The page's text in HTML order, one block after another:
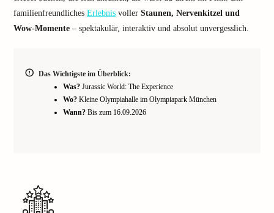
familienfreundliches Erlebnis voller Staunen, Nervenkitzel und
Wow-Momente – spektakulär, interaktiv und absolut unvergesslich.
Das Wichtigste im Überblick:
Was? Jurassic World: The Experience
Wo? Kleine Olympiahalle im Olympiapark München
Wann? Bis zum 16.09.2026